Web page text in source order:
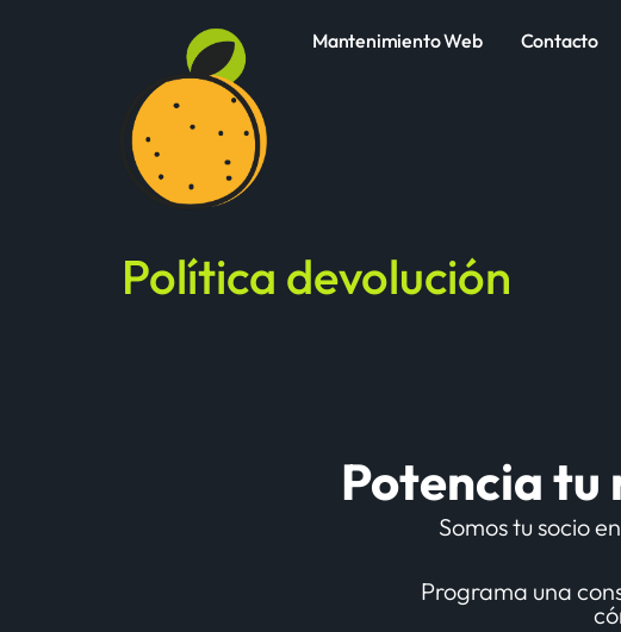
Mantenimiento Web Contacto
Política devolución
Potencia tu
Somos tu socio
Programa una